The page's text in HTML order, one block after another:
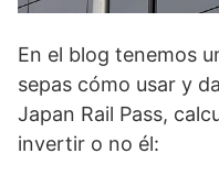
En el blog tenemos
sepas cómo usar y
Japan Rail Pass,
invertir o no él: